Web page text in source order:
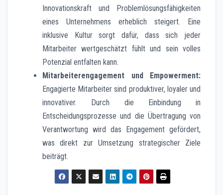
Innovationskraft und Problemlösungsfähigkeiten
eines Unternehmens erheblich steigert. Eine
inklusive Kultur sorgt dafür, dass sich jeder
Mitarbeiter wertgeschätzt fühlt und sein volles
Potenzial entfalten kann.
Mitarbeiterengagement und Empowerment:
Engagierte Mitarbeiter sind produktiver, loyaler und
innovativer. Durch die Einbindung in
Entscheidungsprozesse und die Übertragung von
Verantwortung wird das Engagement gefördert,
was direkt zur Umsetzung strategischer Ziele
beiträgt.